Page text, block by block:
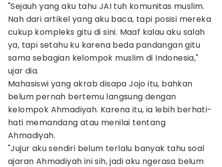
"Sejauh yang aku tahu JAI tuh komunitas muslim.
Nah dari artikel yang aku baca, tapi posisi mereka
cukup kompleks gitu di sini. Maaf kalau aku salah
ya, tapi setahu ku karena beda pandangan gitu
sama sebagian kelompok muslim di Indonesia,"
ujar dia.
Mahasiswi yang akrab disapa Jojo itu, bahkan
belum pernah bertemu langsung dengan
kelompok Ahmadiyah. Karena itu, ia lebih berhati-
hati memandang atau menilai tentang
Ahmadiyah.
"Jujur aku sendiri belum terlalu banyak tahu soal
ajaran Ahmadiyah ini sih, jadi aku ngerasa belum